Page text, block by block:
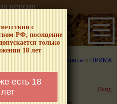
с
РФ, посещение
только
18 лет
есть 18
лет
версия
Цены на сигареты » ПРИМА
ВЫПУСК
Вход